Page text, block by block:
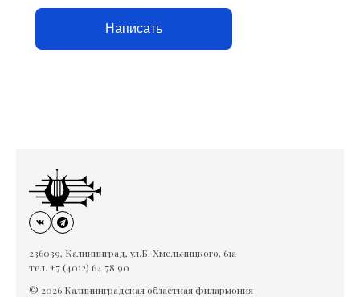
Написать
236039, Калининград, ул.Б. Хмельницкого, 61а
тел. +7 (4012) 64 78 90
© 2026 Калининградская областная филармония